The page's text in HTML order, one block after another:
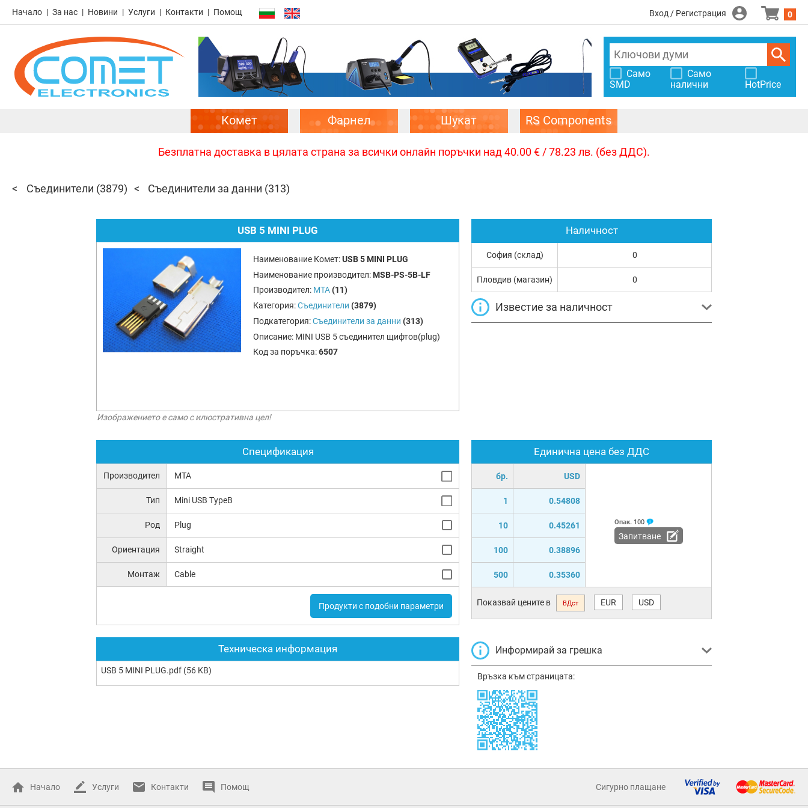
Начало За нас Новини Услуги Контакти Помощ Вход / Регистрация 0
Само
SMD
Само
налични
HotPrice
Комет Фарнел Шукат RS Components
Безплатна доставка в цялата страна за всички онлайн поръчки над 40.00 € / 78.23 лв. (без ДДС).
Съединители (3879) Съединители за данни (313)
USB 5 MINI PLUG
Наименование Комет:USB 5 MINI PLUG
Наименование производител: MSB-PS-5B-LF
Производител: MTA (11)
Категория:Съединители (3879)
Подкатегория:Съединители за данни (313)
Описание: MINI USB 5 съединител щифтов(plug)
Код за поръчка:6507
Изображението е само с илюстративна цел!
Спецификация
Производител MTA
Тип Mini USB TypeB
Род Plug
Ориентация Straight
Монтаж Cable
Продукти с подобни параметри
Техническа информация
USB 5 MINI PLUG.pdf (56 KB)
Единична цена без ДДС
бр. USD
1 0.54808
10 0.45261
100 0.38896
500 0.35360
Опак. 100
Запитване
Показвай цените в ВДст EUR USD
Информирай за грешка
Връзка към страницата:
Наличност
София (склад) 0
Пловдив (магазин) 0
Известие за наличност
Начало Услуги Контакти Помощ Сигурно плащане